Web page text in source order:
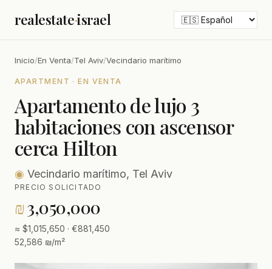
realestate·israel
Inicio/En Venta/Tel Aviv/Vecindario marítimo
APARTMENT · EN VENTA
Apartamento de lujo 3
habitaciones con ascensor
cerca Hilton
◉ Vecindario marítimo, Tel Aviv
PRECIO SOLICITADO
₪3,050,000
≈ $1,015,650 · €881,450
52,586 ₪/m²